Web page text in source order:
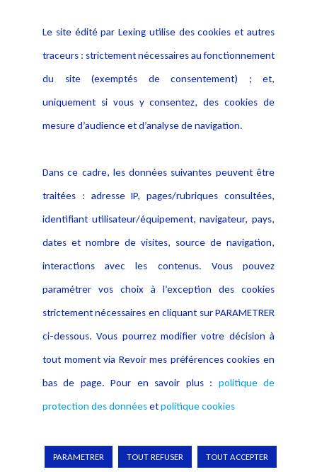
Alerte professionnelle
Déclaration d'accessibilité
Notice Légale
Politique de protection des
données
Publications
Copyright © 2026 Lexing
Le site édité par Lexing utilise des cookies et autres
traceurs : strictement nécessaires au fonctionnement
du site (exemptés de consentement) ; et,
uniquement si vous y consentez, des cookies de
mesure d’audience et d’analyse de navigation.
Dans ce cadre, les données suivantes peuvent être
traitées : adresse IP, pages/rubriques consultées,
identifiant utilisateur/équipement, navigateur, pays,
dates et nombre de visites, source de navigation,
interactions avec les contenus. Vous pouvez
paramétrer vos choix à l’exception des cookies
strictement nécessaires en cliquant sur PARAMETRER
ci-dessous. Vous pourrez modifier votre décision à
tout moment via Revoir mes préférences cookies en
bas de page. Pour en savoir plus : politique de
protection des donnéesetpolitique cookies
PARAMETRER TOUT REFUSER TOUT ACCEPTER